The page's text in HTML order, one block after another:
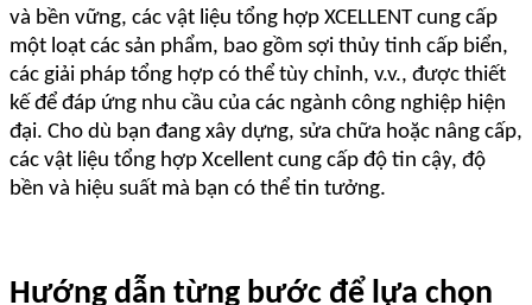
và bền vững, các vật liệu tổng hợp XCELLENT cung cấp
một loạt các sản phẩm, bao gồm sợi thủy tinh cấp biển,
các giải pháp tổng hợp có thể tùy chỉnh, v.v., được thiết
kế để đáp ứng nhu cầu của các ngành công nghiệp hiện
đại. Cho dù bạn đang xây dựng, sửa chữa hoặc nâng cấp,
các vật liệu tổng hợp Xcellent cung cấp độ tin cậy, độ
bền và hiệu suất mà bạn có thể tin tưởng.
Hướng dẫn từng bước để lựa chọn